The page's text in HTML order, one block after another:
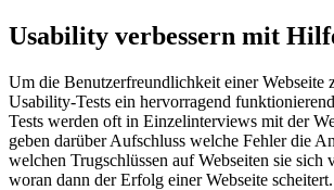
Usability verbessern mit
Um die Benutzerfreundlichkeit einer Webseite
Usability-Tests ein hervorragend
Tests werden oft in Einzelinterviews mit der
geben darüber Aufschluss welche Fehler die
welchen Trugschlüssen auf Webseiten sie sich
woran dann der Erfolg einer Webseite scheitert.